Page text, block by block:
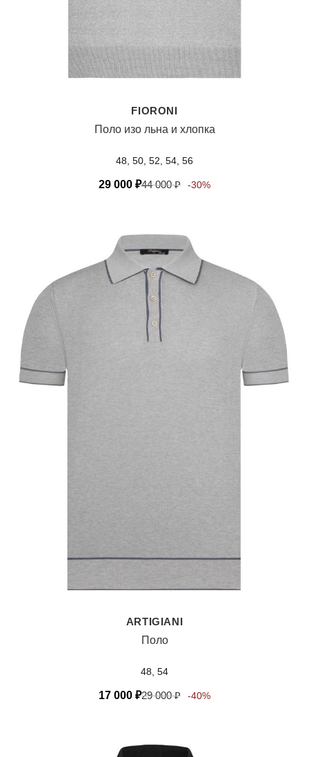
FIORONI
Поло изо льна и хлопка
48, 50, 52, 54, 56
29 000 ₽44 000₽ -30%
ARTIGIANI
Поло
48, 54
17 000 ₽29 000₽ -40%